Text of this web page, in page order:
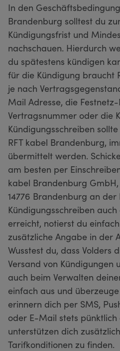
In den
Brandenburg solltest du
Kündigungsfrist und
nachschauen. Hierdurch
du spätestens kündigen
für die Kündigung braucht
je nach
Mail Adresse, die
Vertragsnummer oder die
Kündigungsschreiben
RFT kabel Brandenburg,
übermittelt werden.
am besten per
kabel Brandenburg GmbH,
14776 Brandenburg an
Kündigungsschreiben
erreicht, notierst du
zusätzliche Angabe in der
Wusstest du, dass Volders
Versand von Kündigungen
auch beim Verwalten
einfach aus und
erinnern dich per SMS,
oder E-Mail stets pünktlich
unterstützen dich
Tarifkonditionen zu finden.